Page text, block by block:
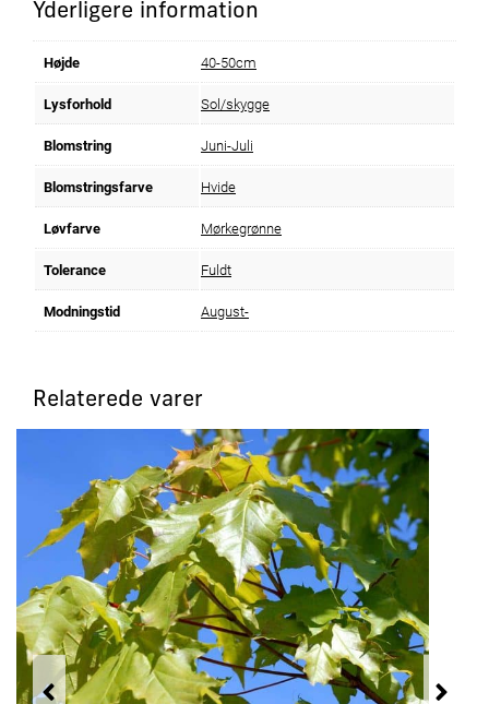
Yderligere information
Højde 40-50cm
Lysforhold Sol/skygge
Blomstring Juni-Juli
Blomstringsfarve Hvide
Løvfarve Mørkegrønne
Tolerance Fuldt
Modningstid August-
Relaterede varer